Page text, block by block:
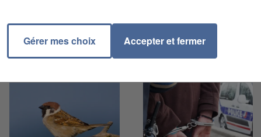
Gérer mes choix Accepter et fermer